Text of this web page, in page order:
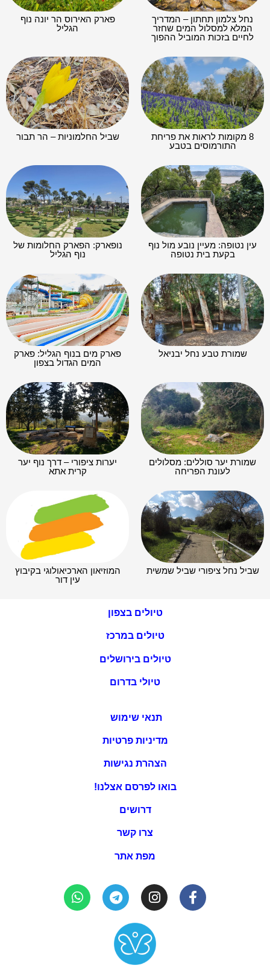
נחל צלמון תחתון – המדריך
המלא למסלול המים שחזר
לחיים בזכות המוביל ההפוך
פארק האירוס הר יונה נוף
הגליל
8 מקומות לראות את פריחת
התורמוסים בטבע
שביל החלמוניות – הר תבור
עין נטופה: מעיין נובע מול נוף
בקעת בית נטופה
נופארק: הפארק החלומות של
נוף הגליל
שמורת טבע נחל יבניאל
פארק מים בנוף הגליל: פארק
המים הגדול בצפון
שמורת יער סוללים: מסלולים
לעונת הפריחה
יערות ציפורי – דרך נוף יער
קרית אתא
שביל נחל ציפורי שביל שמשית
המוזיאון הארכיאולוגי בקיבוץ
עין דור
טיולים בצפון
טיולים במרכז
טיולים בירושלים
טיולי בדרום
תנאי שימוש
מדיניות פרטיות
הצהרת נגישות
בואו לפרסם אצלנו!
דרושים
צרו קשר
מפת אתר